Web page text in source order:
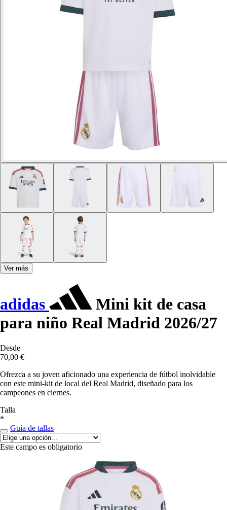
Ver más
adidas
Mini kit de casa
para niño Real Madrid 2026/27
Desde
70,00 €
Ofrezca a su joven aficionado una experiencia de fútbol inolvidable
con este mini-kit de local del Real Madrid, diseñado para los
campeones en ciernes.
Talla
*
Guía de tallas
Este campo es obligatorio